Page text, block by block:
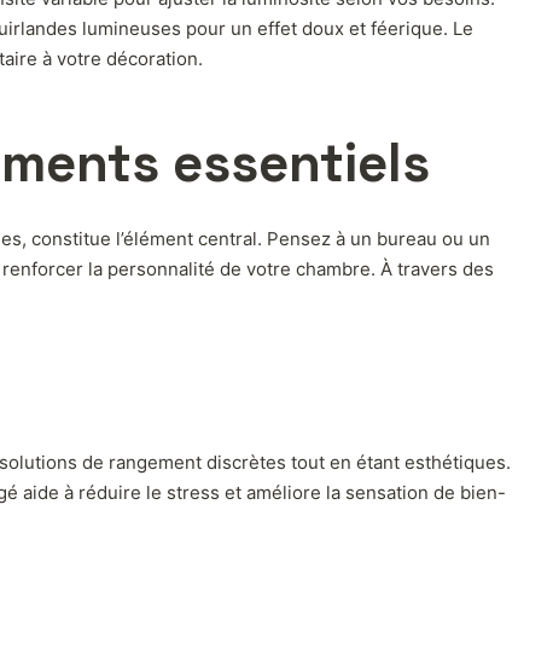
lumineuses pour un effet doux et féerique. Le
à votre décoration.
essentiels
constitue l’élément central. Pensez à un bureau ou un
la personnalité de votre chambre. À travers des
de rangement discrètes tout en étant esthétiques.
aide à réduire le stress et améliore la sensation de bien-